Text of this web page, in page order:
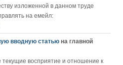
изложенной в данном труде
на емейл:
вводную статью на главной
восприятие и отношение к